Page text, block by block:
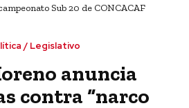
Sub 20 de CONCACAF
/ Legislativo
anuncia
contra “narco